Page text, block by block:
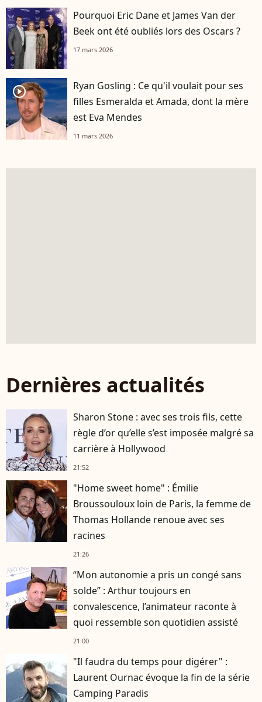
Pourquoi Eric Dane et James Van der
Beek ont été oubliés lors des Oscars ?
17 mars 2026
player2
Ryan Gosling : Ce qu'il voulait pour ses
filles Esmeralda et Amada, dont la mère
est Eva Mendes
11 mars 2026
Dernières actualités
Sharon Stone : avec ses trois fils, cette
règle d’or qu’elle s’est imposée malgré sa
carrière à Hollywood
21:52
"Home sweet home" : Émilie
Broussouloux loin de Paris, la femme de
Thomas Hollande renoue avec ses
racines
21:26
“Mon autonomie a pris un congé sans
solde” : Arthur toujours en
convalescence, l’animateur raconte à
quoi ressemble son quotidien assisté
21:00
"Il faudra du temps pour digérer" :
Laurent Ournac évoque la fin de la série
Camping Paradis